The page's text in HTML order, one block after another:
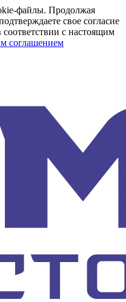
файлы. Продолжая
свое согласие
с настоящим
соглашением